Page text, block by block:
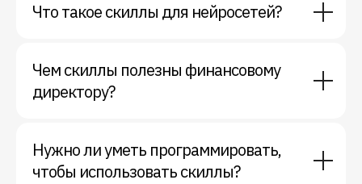
Что такое скиллы для нейросетей?
Чем скиллы полезны финансовому
директору?
Нужно ли уметь программировать,
чтобы использовать скиллы?